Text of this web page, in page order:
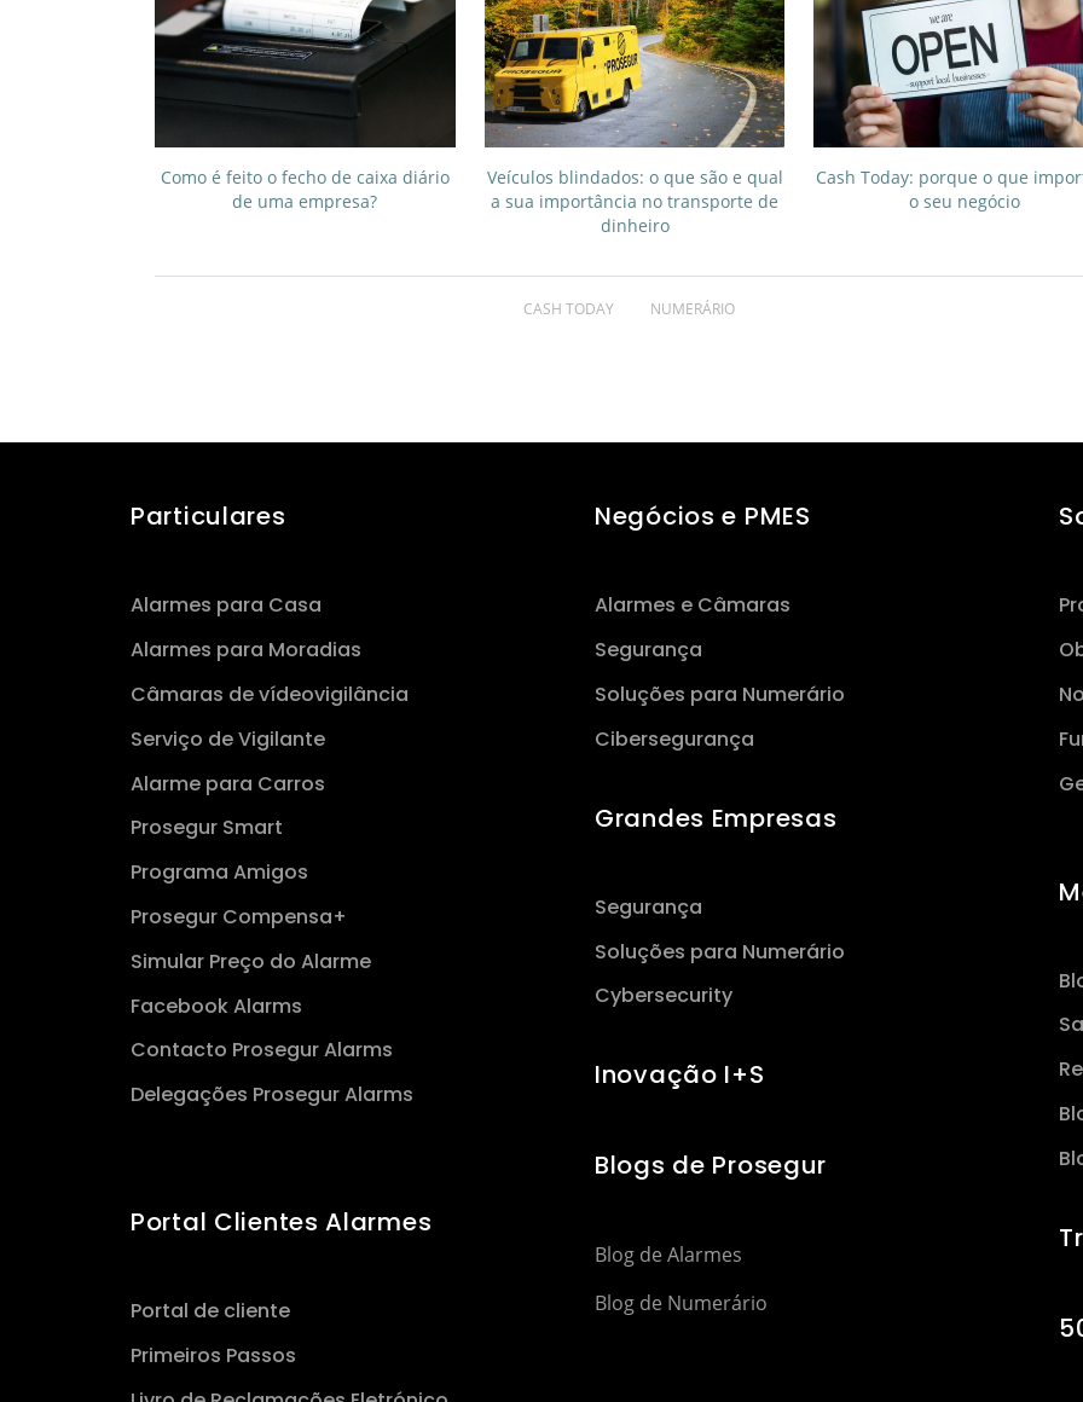
Como é feito o fecho de caixa diário
de uma empresa?
Veículos blindados: o que são e qual
a sua importância no transporte de
dinheiro
Cash Today: porque o que
o seu negócio
CASH TODAY NUMERÁRIO
Particulares
Alarmes para Casa
Alarmes para Moradias
Câmaras de vídeovigilância
Serviço de Vigilante
Alarme para Carros
Prosegur Smart
Programa Amigos
Prosegur Compensa+
Simular Preço do Alarme
Facebook Alarms
Contacto Prosegur Alarms
Delegações Prosegur Alarms
Portal Clientes Alarmes
Portal de cliente
Primeiros Passos
Negócios e PMES
Alarmes e Câmaras
Segurança
Soluções para Numerário
Cibersegurança
Grandes Empresas
Segurança
Soluções para Numerário
Cybersecurity
Inovação I+S
Blogs de Prosegur
Blog de Alarmes
Blog de Numerário